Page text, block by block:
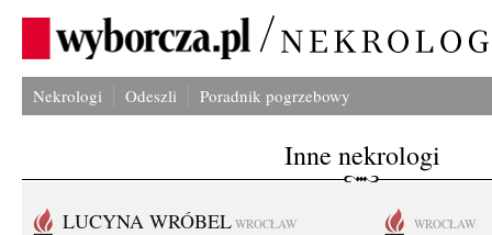
Nekrologi Odeszli Poradnik pogrzebowy
Inne nekrologi
LUCYNA WRÓBEL WROCŁAW WROCŁAW